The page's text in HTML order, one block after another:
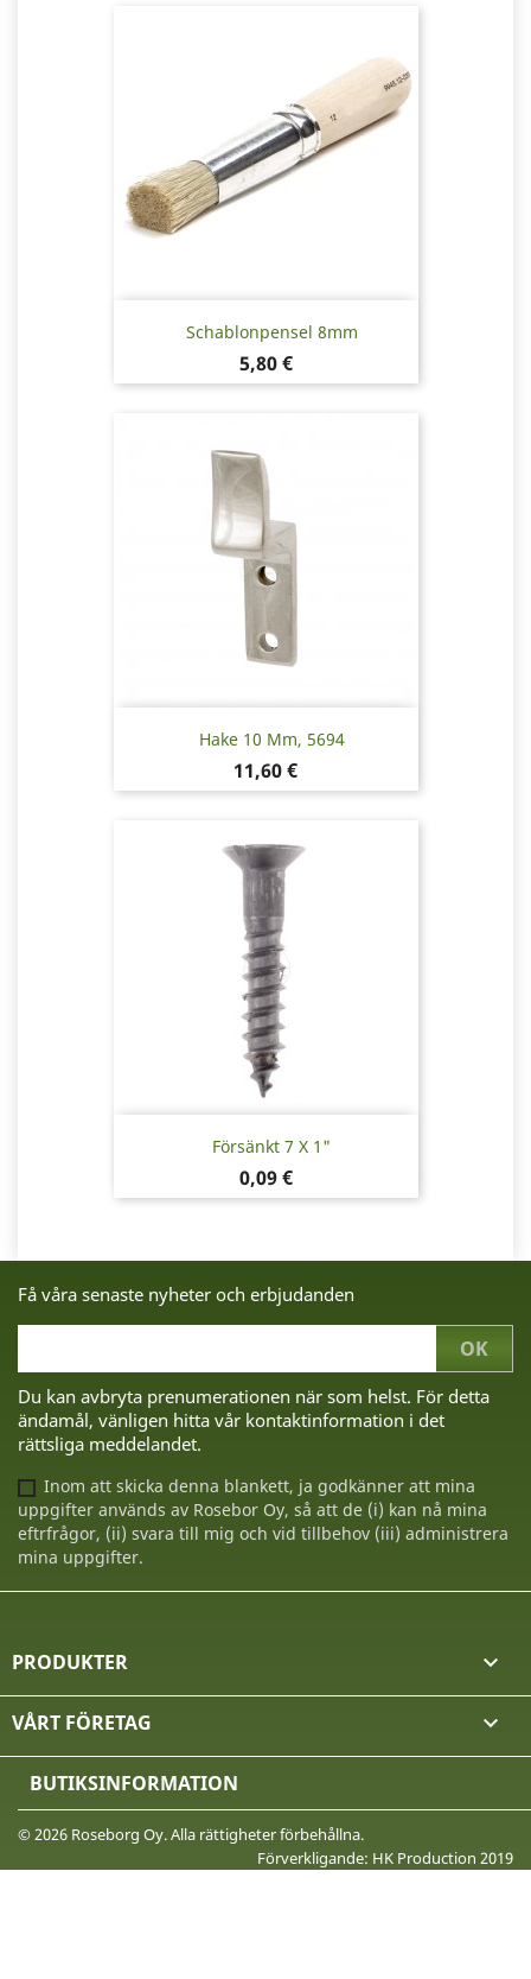
Schablonpensel 8mm
Pris
5,80 €
Hake 10 Mm, 5694
Pris
11,60 €
Försänkt 7 X 1"
Pris
0,09 €
Få våra senaste nyheter och erbjudanden
Du kan avbryta prenumerationen när som helst. För detta
ändamål, vänligen hitta vår kontaktinformation i det
rättsliga meddelandet.
Inom att skicka denna blankett, ja godkänner att mina
uppgifter används av Rosebor Oy, så att de (i) kan nå mina
eftrfrågor, (ii) svara till mig och vid tillbehov (iii) administrera
mina uppgifter.
PRODUKTER 
VÅRT FÖRETAG 
BUTIKSINFORMATION
© 2026 Roseborg Oy. Alla rättigheter förbehållna.
Förverkligande: HK Production 2019